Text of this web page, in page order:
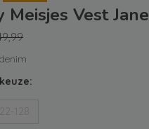
Meisjes Vest Jane